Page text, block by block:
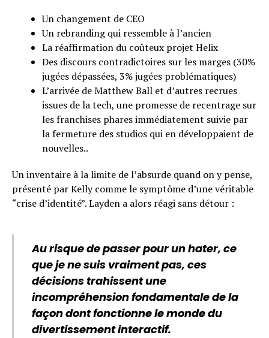
Un changement de CEO
Un rebranding qui ressemble à l’ancien
La réaffirmation du coûteux projet Helix
Des discours contradictoires sur les marges (30%
jugées dépassées, 3% jugées problématiques)
L’arrivée de Matthew Ball et d’autres recrues
issues de la tech, une promesse de recentrage sur
les franchises phares immédiatement suivie par
la fermeture des studios qui en développaient de
nouvelles..
Un inventaire à la limite de l’absurde quand on y pense,
présenté par Kelly comme le symptôme d’une véritable
“crise d’identité”. Layden a alors réagi sans détour :
Au risque de passer pour un hater, ce
que je ne suis vraiment pas, ces
décisions trahissent une
incompréhension fondamentale de la
façon dont fonctionne le monde du
divertissement interactif.